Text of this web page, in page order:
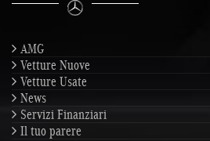
AMG
Vetture Nuove
Vetture Usate
News
Servizi Finanziari
Il tuo parere